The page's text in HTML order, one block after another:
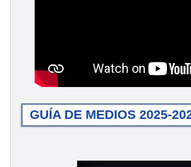
GUÍA DE MEDIOS 2025-